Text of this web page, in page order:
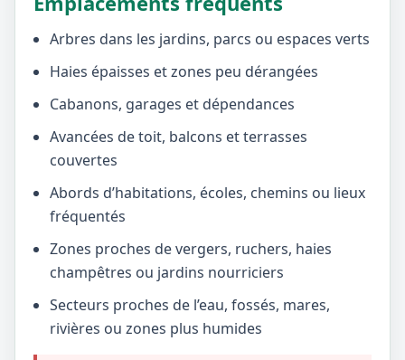
Arbres dans les jardins, parcs ou espaces verts
Haies épaisses et zones peu dérangées
Cabanons, garages et dépendances
Avancées de toit, balcons et terrasses
couvertes
Abords d’habitations, écoles, chemins ou lieux
fréquentés
Zones proches de vergers, ruchers, haies
champêtres ou jardins nourriciers
Secteurs proches de l’eau, fossés, mares,
rivières ou zones plus humides